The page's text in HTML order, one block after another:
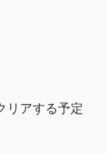
リアする予定